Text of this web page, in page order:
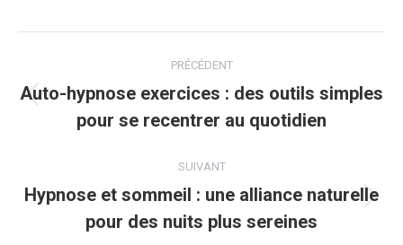
article
PRÉCÉDENT
Article
précédent
Auto-hypnose exercices : des outils simples
pour se recentrer au quotidien
SUIVANT
Article
suivant
Hypnose et sommeil : une alliance naturelle
pour des nuits plus sereines